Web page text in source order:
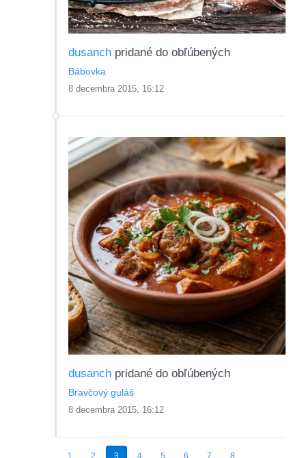
dusanch pridané do obľúbených
Bábovka
8 decembra 2015, 16:12
dusanch pridané do obľúbených
Bravčový guláš
8 decembra 2015, 16:12
1 2 3 4 5 6 7 8